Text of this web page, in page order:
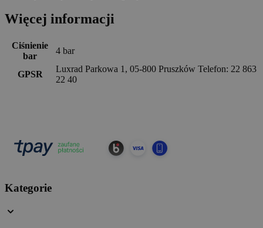
Więcej informacji
Ciśnienie
bar
4 bar
GPSR
Luxrad Parkowa 1, 05-800 Pruszków Telefon: 22 863
22 40
Kategorie